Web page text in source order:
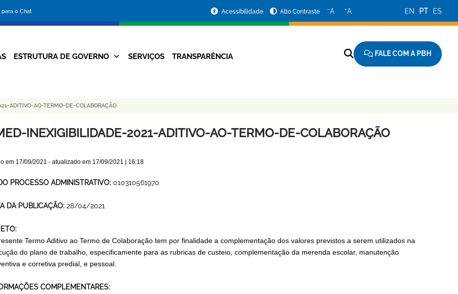
para o Chat
da
Prefeitura
Acessibilidade Alto Contraste −A +A EN PT ES
Navegação
ESTRUTURA DE GOVERNO SERVIÇOS TRANSPARÊNCIA FALE COM A PBH
ADITIVO-AO-TERMO-DE-COLABORAÇÃO
INEXIGIBILIDADE-2021-ADITIVO-AO-TERMO-DE-COLABORAÇÃO
em 17/09/2021 - atualizado em 17/09/2021 | 16:18
PROCESSO ADMINISTRATIVO: 010310561970
DA PUBLICAÇÃO: 28/04/2021
Termo Aditivo ao Termo de Colaboração tem por finalidade a complementação dos valores previstos a serem utilizados na
do plano de trabalho, especificamente para as rubricas de custeio, complementação da merenda escolar, manutenção
e corretiva predial, e pessoal.
COMPLEMENTARES: